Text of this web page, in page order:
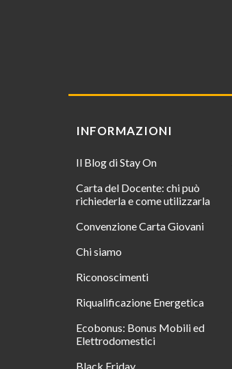
INFORMAZIONI
Il Blog di Stay On
Carta del Docente: chi può
richiederla e come utilizzarla
Convenzione Carta Giovani
Chi siamo
Riconoscimenti
Riqualificazione Energetica
Ecobonus: Bonus Mobili ed
Elettrodomestici
Black Friday